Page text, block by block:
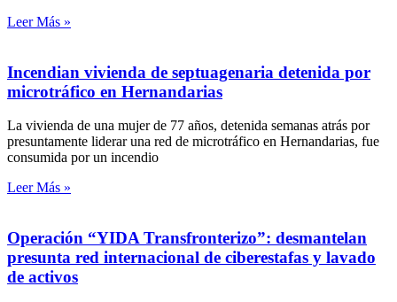
Leer Más »
Incendian vivienda de septuagenaria detenida por
microtráfico en Hernandarias
La vivienda de una mujer de 77 años, detenida semanas atrás por
presuntamente liderar una red de microtráfico en Hernandarias, fue
consumida por un incendio
Leer Más »
Operación “YIDA Transfronterizo”: desmantelan
presunta red internacional de ciberestafas y lavado
de activos